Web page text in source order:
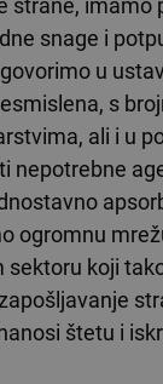
strane, imamo
snage i
u
s
ali i u
nepotrebne
ogromnu
sektoru koji
štetu i